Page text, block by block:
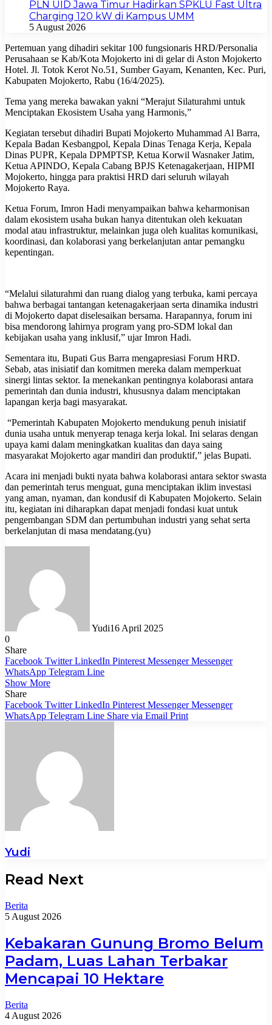
PLN UID Jawa Timur Hadirkan SPKLU Fast Ultra
Charging 120 kW di Kampus UMM
5 August 2026
Pertemuan yang dihadiri sekitar 100 fungsionaris HRD/Personalia
Perusahaan se Kab/Kota Mojokerto ini di gelar di Aston Mojokerto
Hotel. Jl. Totok Kerot No.51, Sumber Gayam, Kenanten, Kec. Puri,
Kabupaten Mojokerto, Rabu (16/4/2025).
Tema yang mereka bawakan yakni “Merajut Silaturahmi untuk
Menciptakan Ekosistem Usaha yang Harmonis,”
Kegiatan tersebut dihadiri Bupati Mojokerto Muhammad Al Barra,
Kepala Badan Kesbangpol, Kepala Dinas Tenaga Kerja, Kepala
Dinas PUPR, Kepala DPMPTSP, Ketua Korwil Wasnaker Jatim,
Ketua APINDO, Kepala Cabang BPJS Ketenagakerjaan, HIPMI
Mojokerto, hingga para praktisi HRD dari seluruh wilayah
Mojokerto Raya.
Ketua Forum, Imron Hadi menyampaikan bahwa keharmonisan
dalam ekosistem usaha bukan hanya ditentukan oleh kekuatan
modal atau infrastruktur, melainkan juga oleh kualitas komunikasi,
koordinasi, dan kolaborasi yang berkelanjutan antar pemangku
kepentingan.
“Melalui silaturahmi dan ruang dialog yang terbuka, kami percaya
bahwa berbagai tantangan ketenagakerjaan serta dinamika industri
di Mojokerto dapat diselesaikan bersama. Harapannya, forum ini
bisa mendorong lahirnya program yang pro-SDM lokal dan
kebijakan usaha yang inklusif,” ujar Imron Hadi.
Sementara itu, Bupati Gus Barra mengapresiasi Forum HRD.
Sebab, atas inisiatif dan komitmen mereka dalam memperkuat
sinergi lintas sektor. Ia menekankan pentingnya kolaborasi antara
pemerintah dan dunia industri, khususnya dalam menciptakan
lapangan kerja bagi masyarakat.
“Pemerintah Kabupaten Mojokerto mendukung penuh inisiatif
dunia usaha untuk menyerap tenaga kerja lokal. Ini selaras dengan
upaya kami dalam meningkatkan kualitas dan daya saing
masyarakat Mojokerto agar mandiri dan produktif,” jelas Bupati.
Acara ini menjadi bukti nyata bahwa kolaborasi antara sektor swasta
dan pemerintah terus menguat, guna menciptakan iklim investasi
yang aman, nyaman, dan kondusif di Kabupaten Mojokerto. Selain
itu, kegiatan ini diharapkan dapat menjadi fondasi kuat untuk
pengembangan SDM dan pertumbuhan industri yang sehat serta
berkelanjutan di masa mendatang.(yu)
Yudi16 April 2025
0
Share
Facebook Twitter LinkedIn Pinterest Messenger Messenger
WhatsApp Telegram Line
Show More
Share
Facebook Twitter LinkedIn Pinterest Messenger Messenger
WhatsApp Telegram Line Share via Email Print
Yudi
Read Next
Berita
5 August 2026
Kebakaran Gunung Bromo Belum
Padam, Luas Lahan Terbakar
Mencapai 10 Hektare
Berita
4 August 2026